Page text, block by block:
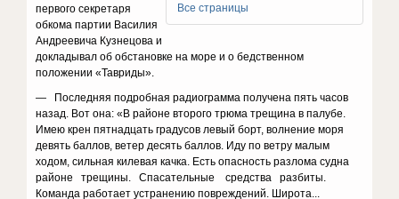
Все страницы
первого секретаря
обкома партии Василия
Андреевича Кузнецова и
докладывал об обстановке на море и о бедственном
положении «Тавриды».
— Последняя подробная радиограмма получена пять часов
назад. Вот она: «В районе второго трюма трещина в палубе.
Имею крен пятнадцать градусов левый борт, волнение моря
девять баллов, ветер десять баллов. Иду по ветру малым
ходом, сильная килевая качка. Есть опасность разлома судна
районе трещины. Спасательные средства разбиты.
Команда работает устранению повреждений. Широта...